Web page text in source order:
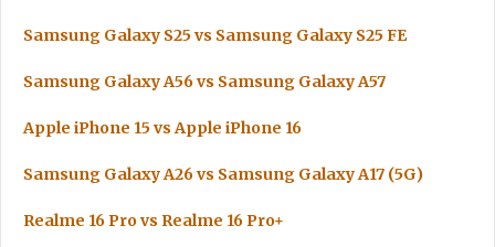
Samsung Galaxy S25 vs Samsung Galaxy S25 FE
Samsung Galaxy A56 vs Samsung Galaxy A57
Apple iPhone 15 vs Apple iPhone 16
Samsung Galaxy A26 vs Samsung Galaxy A17 (5G)
Realme 16 Pro vs Realme 16 Pro+